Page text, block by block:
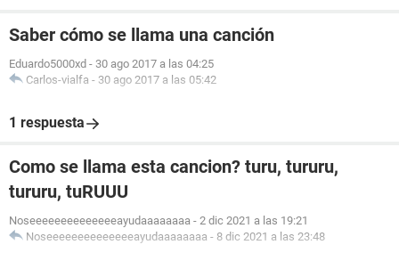
Saber cómo se llama una canción
Eduardo5000xd - 30 ago 2017 a las 04:25
Carlos-vialfa - 30 ago 2017 a las 05:42
1 respuesta
Como se llama esta cancion? turu, tururu,
tururu, tuRUUU
Noseeeeeeeeeeeeeeayudaaaaaaaa - 2 dic 2021 a las 19:21
Noseeeeeeeeeeeeeeayudaaaaaaaa - 8 dic 2021 a las 23:48